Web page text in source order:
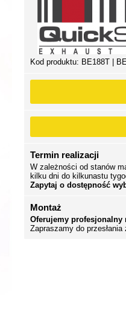
Kod produktu: BE188T |
Termin realizacji
W zależności od stanów
kilku dni do kilkunastu
Zapytaj o dostępność
Montaż
Oferujemy profesjonalny
Zapraszamy do